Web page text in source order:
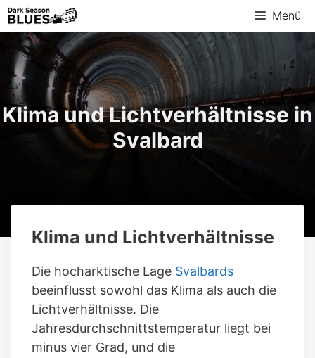
Zum
Inhalt
springen
Menü
Klima und Lichtverhältnisse in
Svalbard
Klima und Lichtverhältnisse
Die hocharktische Lage Svalbards
beeinflusst sowohl das Klima als auch die
Lichtverhältnisse. Die
Jahresdurchschnittstemperatur liegt bei
minus vier Grad, und die